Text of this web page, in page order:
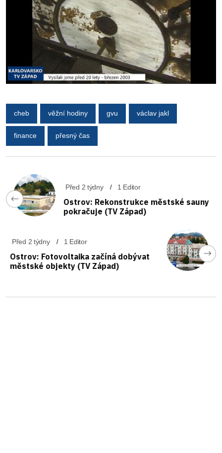
cheb věžní hodiny gvu václav jakl
finance přesný čas
Před 2 týdny 1 Editor
Ostrov: Rekonstrukce městské sauny
pokračuje (TV Západ)
Před 2 týdny 1 Editor
Ostrov: Fotovoltaika začíná dobývat
městské objekty (TV Západ)